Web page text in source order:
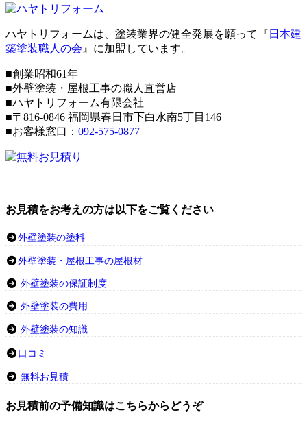
ハヤトリフォームは、塗装業界の健全発展を願って『 日本建
築塗装職人の会 』に加盟しています。
■創業昭和61年
■外壁塗装・屋根工事の職人直営店
■ハヤトリフォーム有限会社
■〒816-0846 福岡県春日市下白水南5丁目146
■お客様窓口： 092-575-0877
お見積をお考えの方は以下をご覧ください
外壁塗装の塗料
外壁塗装・屋根工事の屋根材
外壁塗装の保証制度
外壁塗装の費用
外壁塗装の知識
口コミ
無料お見積
お見積前の予備知識はこちらからどうぞ